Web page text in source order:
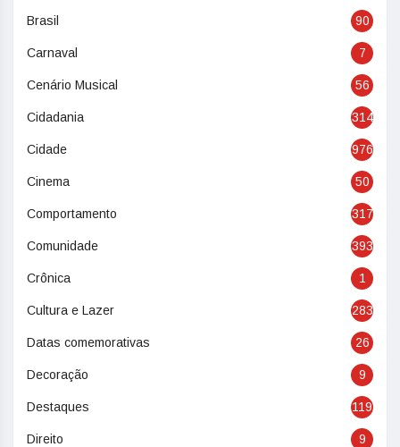
Brasil 90
Carnaval 7
Cenário Musical 56
Cidadania 314
Cidade 976
Cinema 50
Comportamento 317
Comunidade 393
Crônica 1
Cultura e Lazer 283
Datas comemorativas 26
Decoração 9
Destaques 119
Direito 9